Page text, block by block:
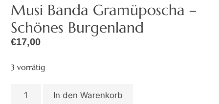
Musi Banda Gramüposcha –
Schönes Burgenland
€17,00
3 vorrätig
In den Warenkorb